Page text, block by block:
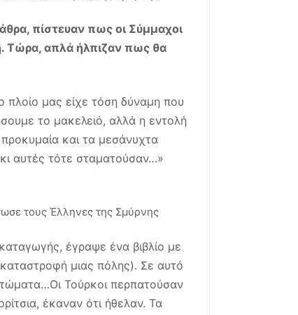
πίστευαν πως οι Σύμμαχοι
Τώρα, απλά ήλπιζαν πως θα
μας είχε τόση δύναμη που
το μακελειό, αλλά η εντολή
και τα μεσάνυχτα
αυτές τότε σταματούσαν…»
έγραψε ένα βιβλίο με
μιας πόλης). Σε αυτό
Τούρκοι περπατούσαν
έκαναν ότι ήθελαν. Τα